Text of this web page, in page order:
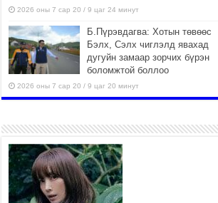
2026 оны 7 сар 20 / 9 цаг 24 минут
Б.Пүрэвдагва: Хотын төвөөс
Бэлх, Сэлх чиглэлд явахад
дугуйн замаар зорчих бүрэн
боломжтой боллоо
2026 оны 7 сар 20 / 9 цаг 20 минут
шугам хоолойн ажил 80
хувьтай үргэлжилж байна
2026 оны 7 сар 20 / 9 цаг 14 минут
Усархаг аадар бороо орж
байгаа тул аюулгүй байдлаа